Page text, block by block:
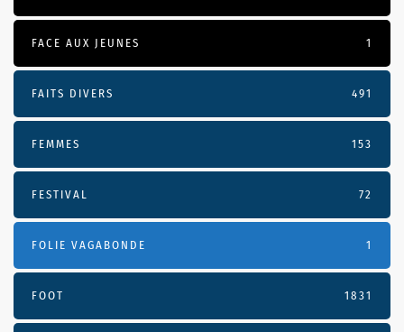
FACE AUX JEUNES 1
FAITS DIVERS 491
FEMMES 153
FESTIVAL 72
FOLIE VAGABONDE 1
FOOT 1831